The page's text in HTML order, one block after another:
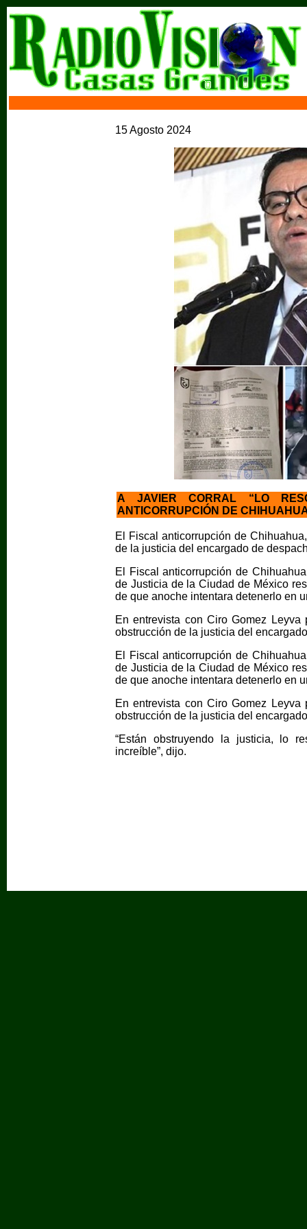
15 Agosto 2024
A JAVIER CORRAL “LO
ANTICORRUPCIÓN DE
El Fiscal anticorrupción de
de la justicia del encargado de
El Fiscal anticorrupción de
de Justicia de la Ciudad de México
de que anoche intentara detenerlo en
En entrevista con Ciro Gomez
obstrucción de la justicia del
El Fiscal anticorrupción de
de Justicia de la Ciudad de México
de que anoche intentara detenerlo en
En entrevista con Ciro Gomez
obstrucción de la justicia del
“Están obstruyendo la justicia, lo
increíble”, dijo.